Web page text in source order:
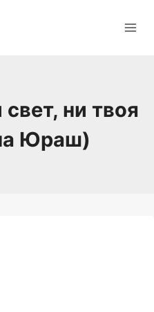
ни твоя
Юраш)